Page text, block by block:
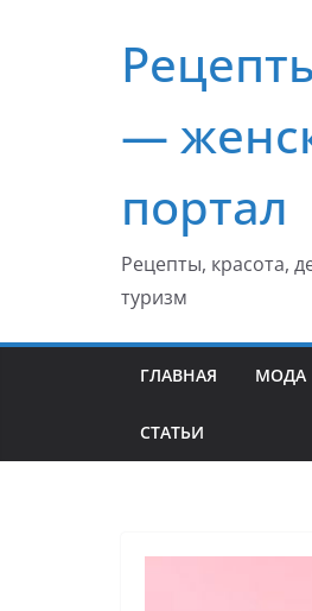
содержимому
—
портал
Рецепты, красота,
туризм
ГЛАВНАЯ МОДА
СТАТЬИ